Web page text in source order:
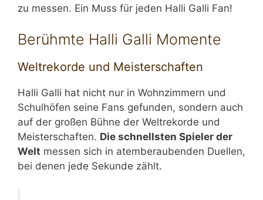
zu messen. Ein Muss für jeden Halli Galli Fan!
Berühmte Halli Galli Momente
Weltrekorde und Meisterschaften
Halli Galli hat nicht nur in Wohnzimmern und
Schulhöfen seine Fans gefunden, sondern auch
auf der großen Bühne der Weltrekorde und
Meisterschaften. Die schnellsten Spieler der
Welt messen sich in atemberaubenden Duellen,
bei denen jede Sekunde zählt.